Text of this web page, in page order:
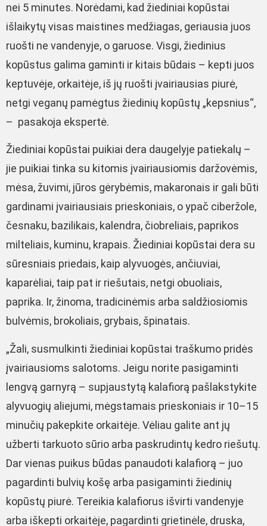
nei 5 minutes. Norėdami, kad žiediniai kopūstai
išlaikytų visas maistines medžiagas, geriausia juos
ruošti ne vandenyje, o garuose. Visgi, žiedinius
kopūstus galima gaminti ir kitais būdais – kepti juos
keptuvėje, orkaitėje, iš jų ruošti įvairiausias piurė,
netgi veganų pamėgtus žiedinių kopūstų „kepsnius“,
– pasakoja ekspertė.
Žiediniai kopūstai puikiai dera daugelyje patiekalų –
jie puikiai tinka su kitomis įvairiausiomis daržovėmis,
mėsa, žuvimi, jūros gėrybėmis, makaronais ir gali būti
gardinami įvairiausiais prieskoniais, o ypač ciberžole,
česnaku, bazilikais, kalendra, čiobreliais, paprikos
milteliais, kuminu, krapais. Žiediniai kopūstai dera su
sūresniais priedais, kaip alyvuogės, ančiuviai,
kaparėliai, taip pat ir riešutais, netgi obuoliais,
paprika. Ir, žinoma, tradicinėmis arba saldžiosiomis
bulvėmis, brokoliais, grybais, špinatais.
„Žali, susmulkinti žiediniai kopūstai traškumo pridės
įvairiausioms salotoms. Jeigu norite pasigaminti
lengvą garnyrą – supjaustytą kalafiorą pašlakstykite
alyvuogių aliejumi, mėgstamais prieskoniais ir 10–15
minučių pakepkite orkaitėje. Vėliau galite ant jų
užberti tarkuoto sūrio arba paskrudintų kedro riešutų.
Dar vienas puikus būdas panaudoti kalafiorą – juo
pagardinti bulvių košę arba pasigaminti žiedinių
kopūstų piurė. Tereikia kalafiorus išvirti vandenyje
arba iškepti orkaitėje, pagardinti grietinėle, druska,